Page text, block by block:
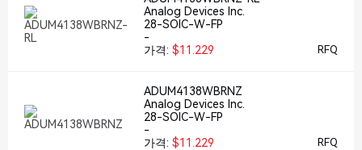
Analog Devices Inc.
28-SOIC-W-FP
-
가격: $11.229 RFQ
ADUM4138WBRNZ
Analog Devices Inc.
28-SOIC-W-FP
-
가격: $11.229 RFQ